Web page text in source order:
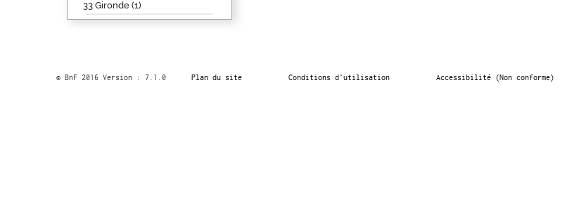
33 Gironde (1)
© BnF 2016 Version : 7.1.0 Plan du site Conditions d’utilisation Accessibilité (Non conforme)